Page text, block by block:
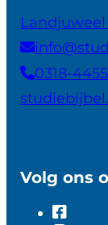
Landjuweel
0318-
Volg ons